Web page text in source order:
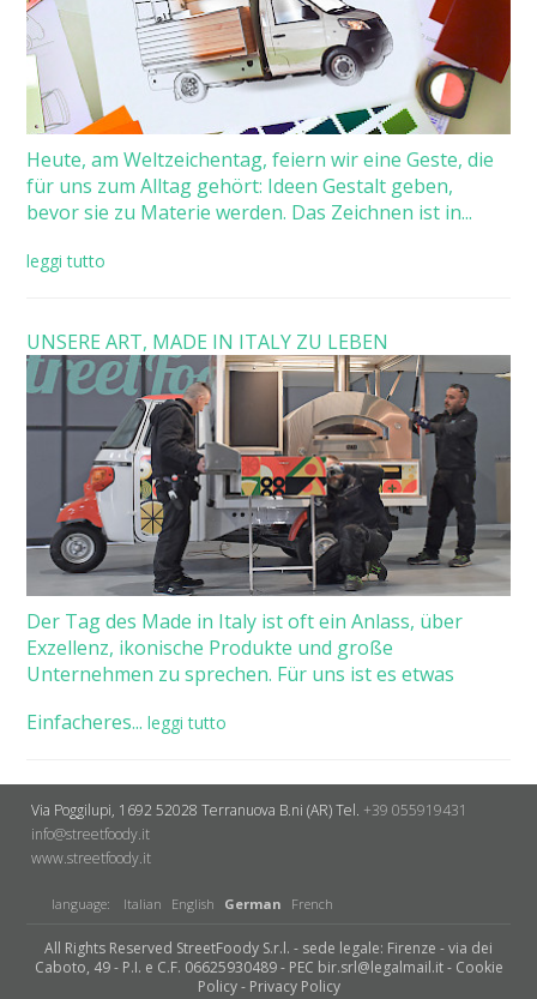
Heute, am Weltzeichentag, feiern wir eine Geste, die
für uns zum Alltag gehört: Ideen Gestalt geben,
bevor sie zu Materie werden. Das Zeichnen ist in...
leggi tutto
UNSERE ART, MADE IN ITALY ZU LEBEN
Der Tag des Made in Italy ist oft ein Anlass, über
Exzellenz, ikonische Produkte und große
Unternehmen zu sprechen. Für uns ist es etwas
Einfacheres... leggi tutto
Via Poggilupi, 1692 52028 Terranuova B.ni (AR)Tel. +39 055919431
info@streetfoody.it
www.streetfoody.it
language: Italian English German French
All Rights Reserved StreetFoody S.r.l. - sede legale: Firenze - via dei
Caboto, 49 - P.I. e C.F. 06625930489 - PEC bir.srl@legalmail.it - Cookie
Policy- Privacy Policy